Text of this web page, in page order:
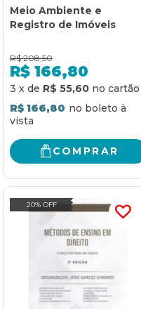
Meio Ambiente e
Registro de Imóveis
R$ 208,50
R$ 166,80
3 x de R$ 55,60
R$ 166,80
COMPRAR
20% OFF